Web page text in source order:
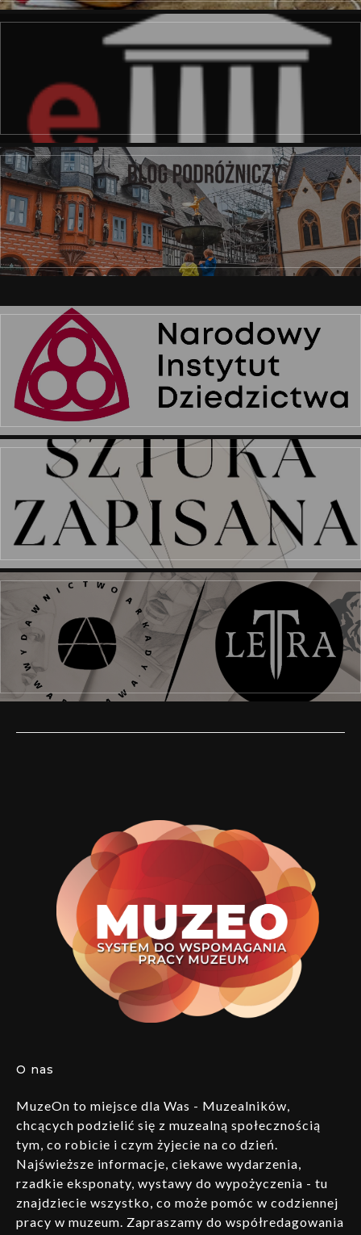
O nas
MuzeOn to miejsce dla Was - Muzealników,
chcących podzielić się z muzealną społecznością
tym, co robicie i czym żyjecie na co dzień.
Najświeższe informacje, ciekawe wydarzenia,
rzadkie eksponaty, wystawy do wypożyczenia - tu
znajdziecie wszystko, co może pomóc w codziennej
pracy w muzeum. Zapraszamy do współredagowania